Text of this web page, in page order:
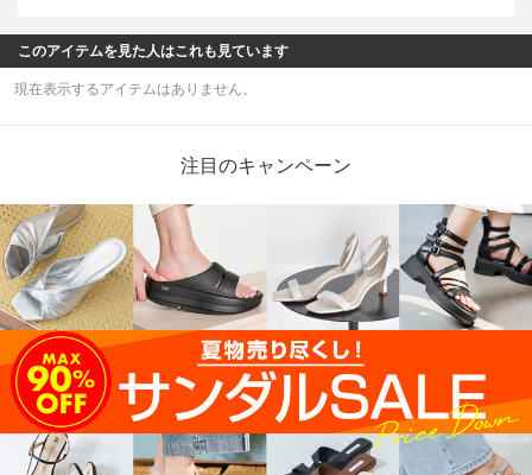
このアイテムを見た人はこれも見ています
現在表示するアイテムはありません。
注目のキャンペーン